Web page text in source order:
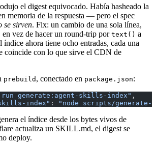
el digest equivocado. Había hasheado la
memoria de la respuesta — pero el spec
se sirven. Fix: un cambio de una sola línea,
en vez de hacer un round-trip por text() a
ahora tiene ocho entradas, cada una
coincide con lo que sirve el CDN de
prebuild , conectado en package.json:
run generate:agent-skills-index" ,
index" : "node scripts/
el índice desde los bytes vivos de
actualiza un SKILL.md, el digest se
deploy.